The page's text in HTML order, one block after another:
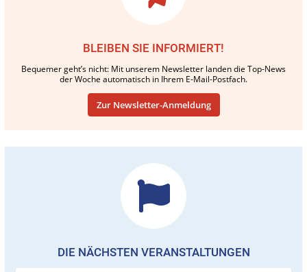
BLEIBEN SIE INFORMIERT!
Bequemer geht’s nicht: Mit unserem Newsletter landen die Top-News
der Woche automatisch in Ihrem E-Mail-Postfach.
Zur Newsletter-Anmeldung
DIE NÄCHSTEN VERANSTALTUNGEN